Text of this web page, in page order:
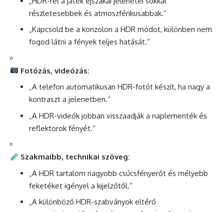
részletesebbek és atmoszférikusabbak.”
„Kapcsold be a konzolon a HDR módot, különben nem
fogod látni a fények teljes hatását.”
Fotózás, videózás:
„A telefon automatikusan HDR-fotót készít, ha nagy a
kontraszt a jelenetben.”
„A HDR-videók jobban visszaadják a naplementék és
reflektorok fényét.”
Szakmaibb, technikai szöveg:
„A HDR tartalom nagyobb csúcsfényerőt és mélyebb
feketéket igényel a kijelzőtől.”
„A különböző HDR-szabványok eltérő